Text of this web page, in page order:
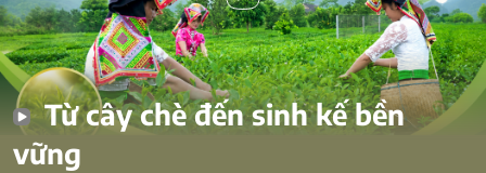
Từ cây chè đến sinh kế bền
vững